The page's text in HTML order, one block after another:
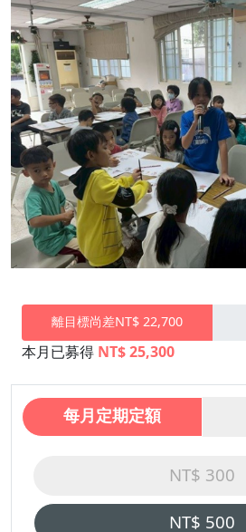
離目標尚差NT$ 22,700
本月已募得 NT$ 25,300
每月定期定額
NT$ 300
NT$ 500